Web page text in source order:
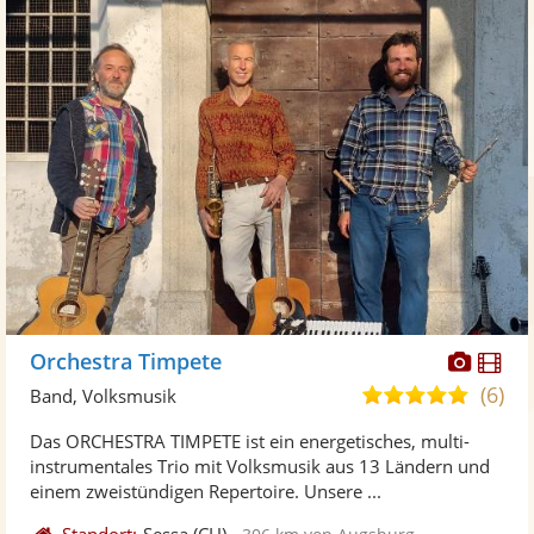
Orchestra Timpete
5,0(6)
Band, Volksmusik
Das ORCHESTRA TIMPETE ist ein energetisches, multi-
instrumentales Trio mit Volksmusik aus 13 Ländern und
einem zweistündigen Repertoire. Unsere ...